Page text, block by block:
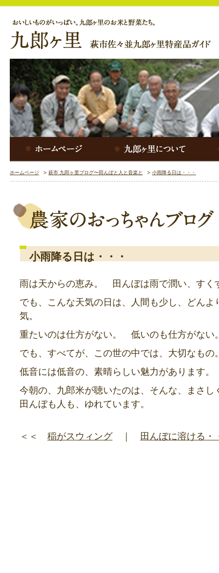
ホームページ 萩市 九郎ヶ里ブログ〜田んぼと人と音楽と 小雨降る日は・・・
小雨降る日は・・・
雨は天からの恵み。 田んぼは雨で潤い、すく
でも、こんな天気の日は、人間も少し、どんよ
気。
重たいのは仕方がない。 低いのも仕方がない
でも、すべてが、この世の中では、大切なもの
低音には低音の、素晴らしい魅力があります。
今朝の、九郎米が聴いたのは、そんな、まさ
田んぼも人も、ゆれています。
＜＜ 稲がスウィング｜ 田んぼに溶ける・